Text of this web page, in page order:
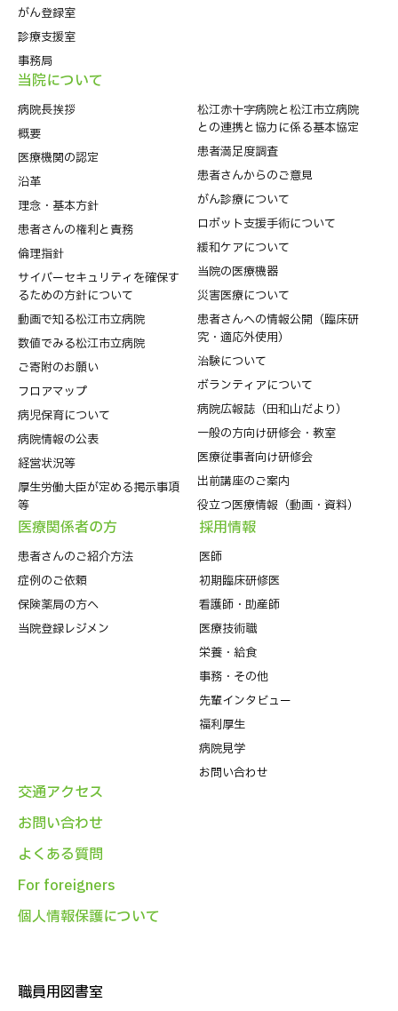
がん登録室
診療支援室
事務局
当院について
病院⻑挨拶
概要
医療機関の認定
沿革
理念・基本方針
患者さんの権利と責務
倫理指針
サイバーセキュリティを確保す
るための方針について
動画で知る松江市立病院
数値でみる松江市立病院
ご寄附のお願い
フロアマップ
病児保育について
病院情報の公表
経営状況等
厚生労働大臣が定める掲示事項
等
松江赤十字病院と松江市立病院
との連携と協力に係る基本協定
患者満足度調査
患者さんからのご意見
がん診療について
ロボット支援手術について
緩和ケアについて
当院の医療機器
災害医療について
患者さんへの情報公開（臨床研
究・適応外使用）
治験について
ボランティアについて
病院広報誌（田和山だより）
一般の方向け研修会・教室
医療従事者向け研修会
出前講座のご案内
役立つ医療情報（動画・資料）
医療関係者の⽅
患者さんのご紹介方法
症例のご依頼
保険薬局の方へ
当院登録レジメン
採⽤情報
医師
初期臨床研修医
看護師・助産師
医療技術職
栄養・給食
事務・その他
先輩インタビュー
福利厚生
病院⾒学
お問い合わせ
交通アクセス
お問い合わせ
よくある質問
For foreigners
個人情報保護について
職員用図書室